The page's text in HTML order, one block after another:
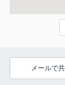
メールで